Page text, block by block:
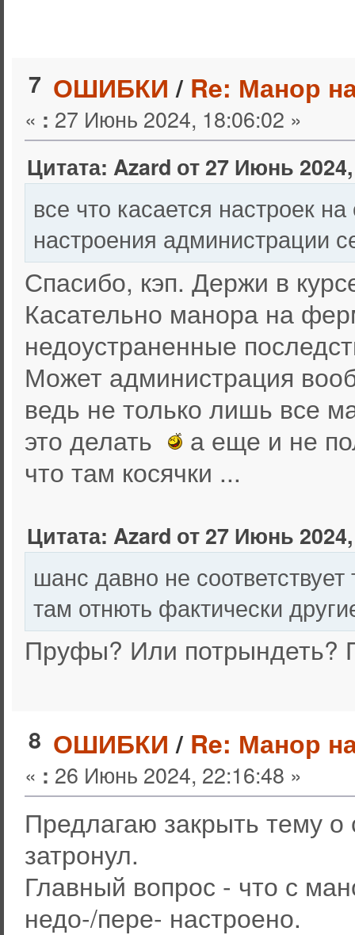
7 ОШИБКИ / Re: Манор
« : 27 Июнь 2024, 18:06:02 »
Цитата: Azard от 27 Июнь
все что касается настроек
настроения администрации
Спасибо, кэп. Держи в
Касательно манора на
недоустраненные
Может администрация
ведь не только лишь все
это делать
а еще и не
что там косячки ...
Цитата: Azard от 27 Июнь
шанс давно не
там отнють фактически
Пруфы? Или потрындеть?
8 ОШИБКИ / Re: Манор
« : 26 Июнь 2024, 22:16:48 »
Предлагаю закрыть тему о
затронул.
Главный вопрос - что с
недо-/пере- настроено.